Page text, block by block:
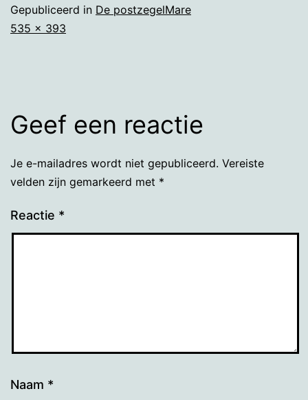
Gepubliceerd in De postzegelMare
Volledige
535 × 393
Geef een reactie
Je e-mailadres wordt niet gepubliceerd. Vereiste
velden zijn gemarkeerd met *
Reactie *
Naam *